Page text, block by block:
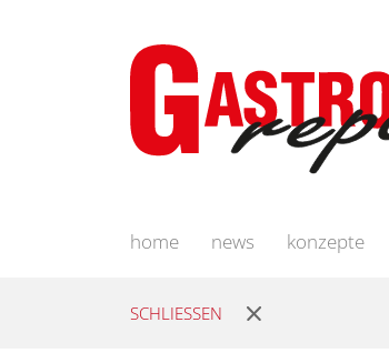
home news konzepte
SCHLIESSEN